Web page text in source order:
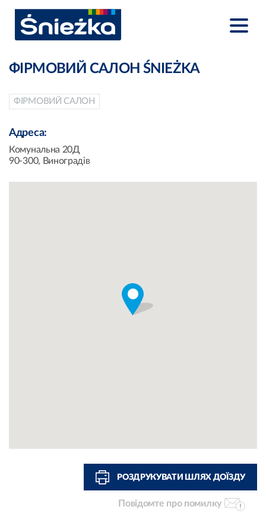
ФІРМОВИЙ САЛОН ŚNIEŻKA
ФІРМОВИЙ САЛОН
Адреса:
Комунальна 20Д
90-300, Виноградів
РОЗДРУКУВАТИ ШЛЯХ ДОЇЗДУ
Повідомте про помилку